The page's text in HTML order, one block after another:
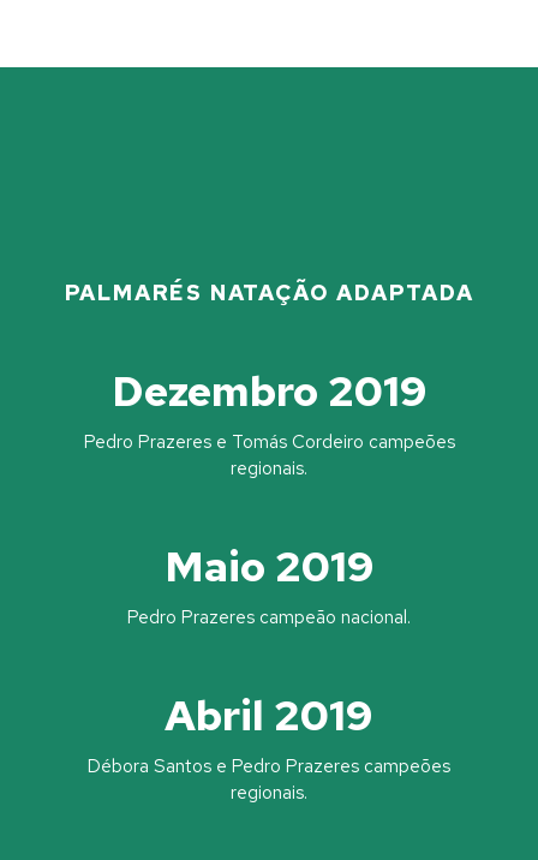
PALMARÉS NATAÇÃO ADAPTADA
Dezembro 2019
Pedro Prazeres e Tomás Cordeiro campeões
regionais.
Maio 2019
Pedro Prazeres campeão nacional.
Abril 2019
Débora Santos e Pedro Prazeres campeões
regionais.